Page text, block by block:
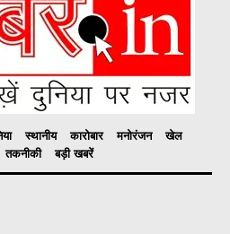
स्थानीय कारोबार मनोरंजन
खेल
तकनीकी बड़ी खबरें